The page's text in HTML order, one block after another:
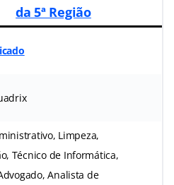
da 5ª Região
Limpeza,
Técnico de Informática,
Analista de